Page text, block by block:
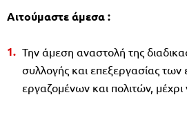
Αιτούμαστε άμεσα :
Την άμεση αναστολή της
συλλογής και επεξεργασίας
εργαζομένων και πολιτών, μέχρι